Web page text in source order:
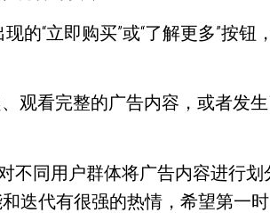
“立即购买”或“了解更多”按钮
观看完整的广告内容，或者发
同用户群体将广告内容进行
迭代有很强的热情，希望第一